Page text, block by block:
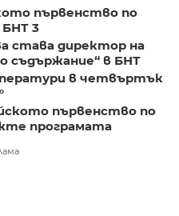
първенство по
3
става директор на
съдържание“ в БНТ
в четвъртък
първенство по
програмата